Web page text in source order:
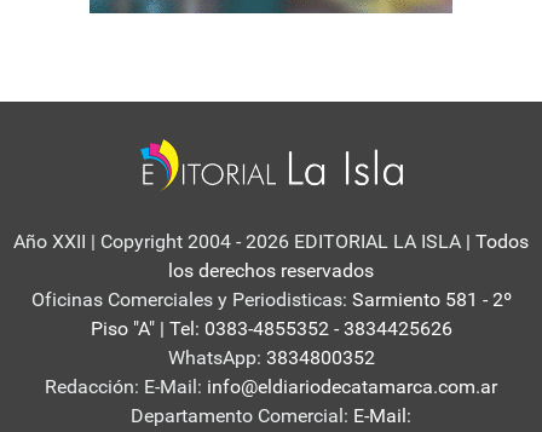
Año XXII | Copyright 2004 - 2026 EDITORIAL LA ISLA | Todos
los derechos reservados
Oficinas Comerciales y Periodisticas: Sarmiento 581 - 2º
Piso "A" | Tel: 0383-4855352 - 3834425626
WhatsApp: 3834800352
Redacción: E-Mail: info@eldiariodecatamarca.com.ar
Departamento Comercial: E-Mail: